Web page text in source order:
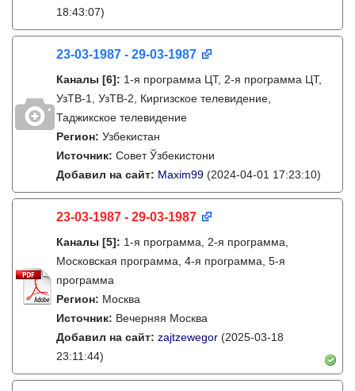
18:43:07)
23-03-1987 - 29-03-1987
Каналы [6]: 1-я программа ЦТ, 2-я программа ЦТ,
УзТВ-1, УзТВ-2, Киргизское телевидение,
Таджикское телевидение
Регион: Узбекистан
Источник: Совет Ўзбекистони
Добавил на сайт: Maxim99 (2024-04-01 17:23:10)
23-03-1987 - 29-03-1987
Каналы [5]: 1-я программа, 2-я программа,
Московская программа, 4-я программа, 5-я
программа
Регион: Москва
Источник: Вечерняя Москва
Добавил на сайт: zajtzewegor (2025-03-18
23:11:44)